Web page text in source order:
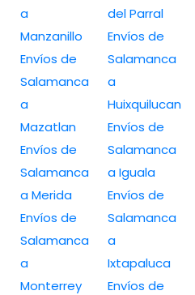
a
Manzanillo
Envíos de
Salamanca
a
Mazatlan
Envíos de
Salamanca
a Merida
Envíos de
Salamanca
a
Monterrey
del Parral
Envíos de
Salamanca
a
Huixquilucan
Envíos de
Salamanca
a Iguala
Envíos de
Salamanca
a
Ixtapaluca
Envíos de